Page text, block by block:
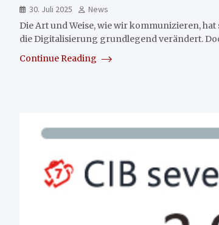
30. Juli 2025
News
Die Art und Weise, wie wir kommunizieren, hat
die Digitalisierung grundlegend verändert.
Continue Reading